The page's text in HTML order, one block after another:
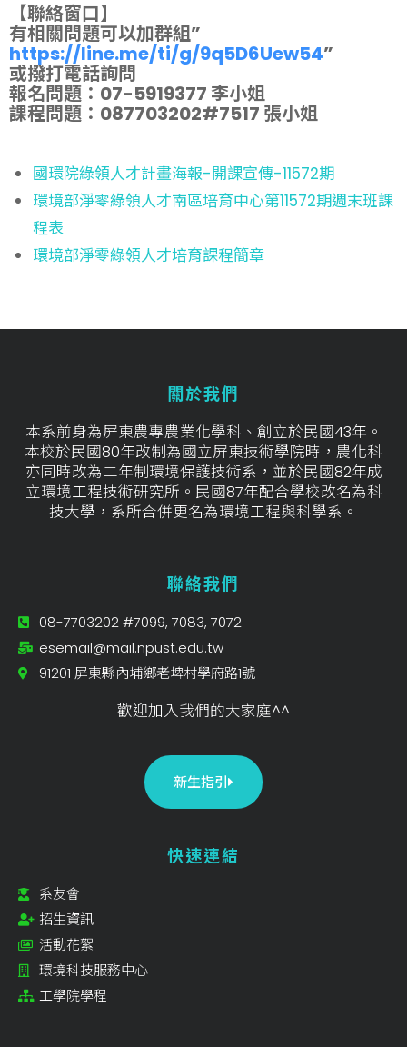
【聯絡窗口】
有相關問題可以加群組”
https://line.me/ti/g/9q5D6Uew54”
或撥打電話詢問
報名問題：07-5919377 李小姐
課程問題：087703202#7517 張小姐
國環院綠領人才計畫海報-開課宣傳-11572期
環境部淨零綠領人才南區培育中心第11572期週末班課
程表
環境部淨零綠領人才培育課程簡章
關於我們
本系前身為屏東農專農業化學科、創立於民國43年。
本校於民國80年改制為國立屏東技術學院時，農化科
亦同時改為二年制環境保護技術系，並於民國82年成
立環境工程技術研究所。民國87年配合學校改名為科
技大學，系所合併更名為環境工程與科學系。
聯絡我們
08-7703202 #7099, 7083, 7072
esemail@mail.npust.edu.tw
91201 屏東縣內埔鄉老埤村學府路1號
歡迎加入我們的大家庭^^
新生指引
快速連結
系友會
招生資訊
活動花絮
環境科技服務中心
工學院學程